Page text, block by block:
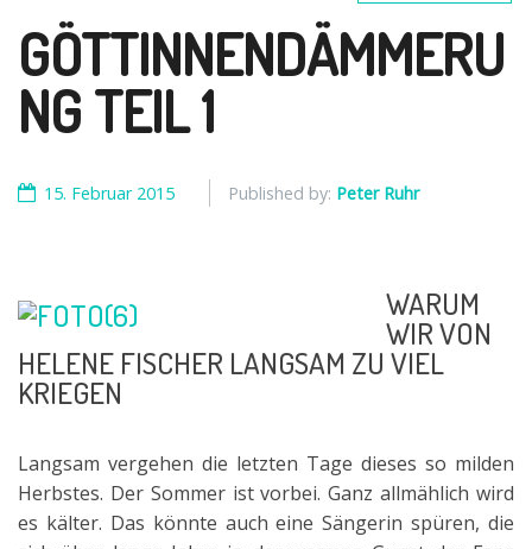
GÖTTINNENDÄMMERU
NG TEIL 1
15. Februar 2015 Published by: Peter Ruhr
WARUM
WIR VON
HELENE FISCHER LANGSAM ZU VIEL
KRIEGEN
Langsam vergehen die letzten Tage dieses so milden
Herbstes. Der Sommer ist vorbei. Ganz allmählich wird
es kälter. Das könnte auch eine Sängerin spüren, die